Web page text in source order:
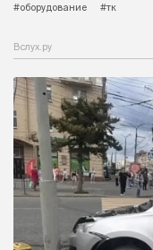
#оборудование
#тк
Вслух.ру